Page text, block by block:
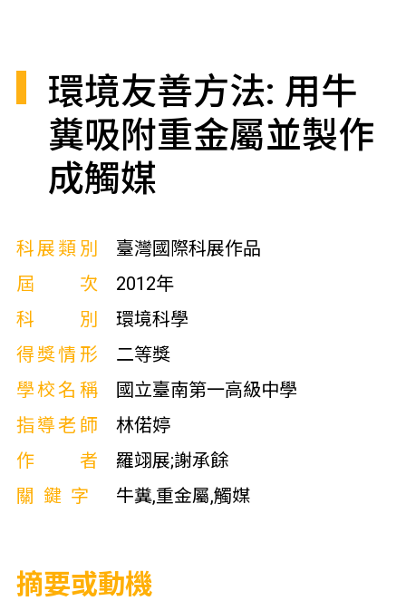
環境友善方法: 用牛
糞吸附重金屬並製作
成觸媒
科展類別
臺灣國際科展作品
屆次
2012年
科別
環境科學
得獎情形
二等獎
學校名稱
國立臺南第一高級中學
指導老師
林偌婷
作者
羅翊展;謝承餘
關鍵字
牛糞,重金屬,觸媒
摘要或動機